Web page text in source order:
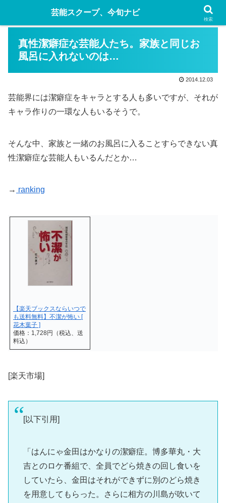
真性潔癖症な芸能人たち。家族と同じお
風呂に入れないのは…
2014.12.03
芸能界には潔癖症をキャラとする人も多いですが、それが
キャラ作りの一環な人もいるそうで。
そんな中、家族と一緒のお風呂に入ることすらできない真
性潔癖症な芸能人もいるんだとか…
→ ranking
【楽天ブックスならいつで
も送料無料】不潔が怖い [
花木葉子 ]
価格：1,728円（税込、送
料込）
[楽天市場]
[以下引用]
「はんにゃ金田はかなりの潔癖症。博多華丸・大
吉とのロケ番組で、全員でどら焼きの回し食いを
していたら、金田はそれができずに別のどら焼き
を用意してもらった。さらに相方の川島が吹いて
芸能スクープ、今旬ナビ
検索